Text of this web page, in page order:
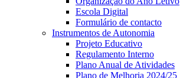
Escola Digital
Formulário de contacto
Instrumentos de Autonomia
Projeto Educativo
Regulamento Interno
Plano Anual de Atividades
Plano de Melhoria 2024/25